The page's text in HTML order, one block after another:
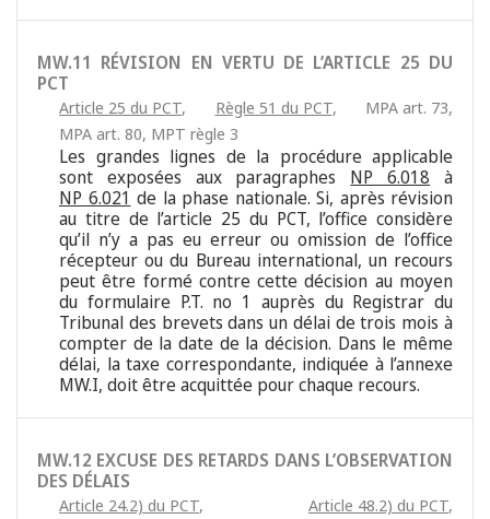
MW.11 RÉVISION EN VERTU DE L’ARTICLE 25 DU
PCT
Article 25 du PCT, Règle 51 du PCT, MPA art. 73,
MPA art. 80, MPT règle 3
Les grandes lignes de la procédure applicable
sont exposées aux paragraphes NP 6.018 à
NP 6.021 de la phase nationale. Si, après révision
au titre de l’article 25 du PCT, l’office considère
qu’il n’y a pas eu erreur ou omission de l’office
récepteur ou du Bureau international, un recours
peut être formé contre cette décision au moyen
du formulaire P.T. no 1 auprès du Registrar du
Tribunal des brevets dans un délai de trois mois à
compter de la date de la décision. Dans le même
délai, la taxe correspondante, indiquée à l’annexe
MW.I, doit être acquittée pour chaque recours.
MW.12 EXCUSE DES RETARDS DANS L’OBSERVATION
DES DÉLAIS
Article 24.2) du PCT, Article 48.2) du PCT,